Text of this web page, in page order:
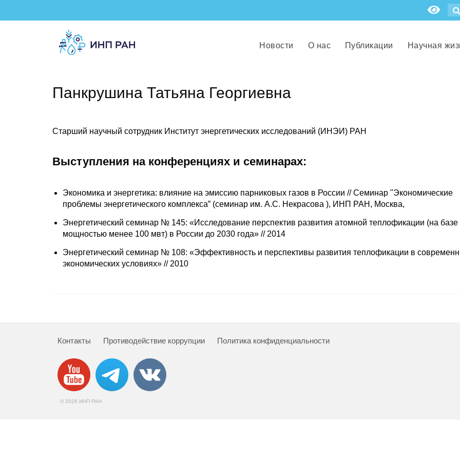
Новости О нас Публикации Научная
Панкрушина Татьяна Георгиевна
Старший научный сотрудник Институт энергетических исследований (ИНЭИ) РАН
Выступления на конференциях и семинарах:
Экономика и энергетика: влияние на эмиссию парниковых газов в России // Семинар "Экономические
проблемы энергетического комплекса” (семинар им. А.С. Некрасова ), ИНП РАН, Москва,
Энергетический семинар № 145: «Исследование перспектив развития атомной теплофикации (на базе
мощностью менее 100 мвт) в России до 2030 года» // 2014
Энергетический семинар № 108: «Эффективность и перспективы развития теплофикации в
экономических условиях» // 2010
Контакты Противодействие коррупции Политика конфиденциальности
© 2026 ИНП РАН